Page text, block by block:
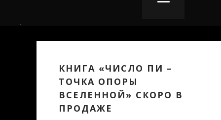
.
КНИГА «ЧИСЛО ПИ –
ТОЧКА ОПОРЫ
ВСЕЛЕННОЙ» СКОРО В
ПРОДАЖЕ